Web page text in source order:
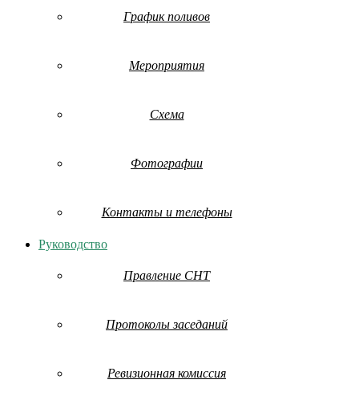
График поливов
Мероприятия
Схема
Фотографии
Контакты и телефоны
Руководство
Правление СНТ
Протоколы заседаний
Ревизионная комиссия